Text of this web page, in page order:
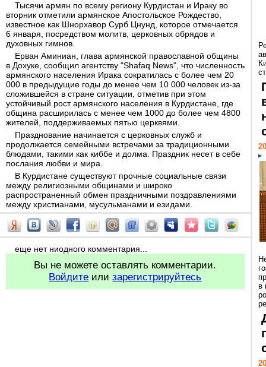
Тысячи армян по всему региону Курдистан и Ираку во
вторник отметили армянское Апостольское Рождество,
известное как Шнорхавор Сурб Цнунд, которое отмечается
6 января, посредством молитв, церковных обрядов и
духовных гимнов.
Ерван Аминиан, глава армянской православной общины
в Дохуке, сообщил агентству "Shafaq News", что численность
армянского населения Ирака сократилась с более чем 20
000 в предыдущие годы до менее чем 10 000 человек из-за
сложившейся в стране ситуации, отметив при этом
устойчивый рост армянского населения в Курдистане, где
община расширилась с менее чем 1000 до более чем 4800
жителей, поддерживаемых пятью церквями.
Празднование начинается с церковных служб и
продолжается семейными встречами за традиционными
блюдами, такими как киббе и долма. Праздник несет в себе
послания любви и мира.
В Курдистане существуют прочные социальные связи
между религиозными общинами и широко
распространенный обмен праздничными поздравлениями
между христианами, мусульманами и езидами.
еще нет ниодного комментария...
Вы не можете оставлять комментарии.
Войдите илизарегистрируйтесь
в